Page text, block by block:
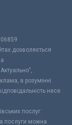
дозволяється
в розумінні
несе
послуг.
послуги можна